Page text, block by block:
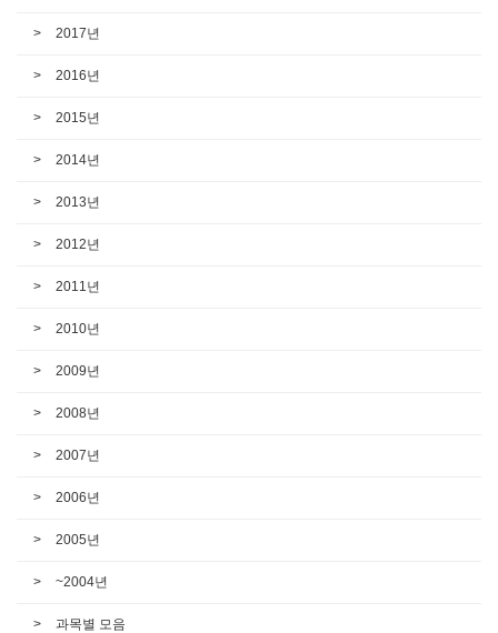
2017년
2016년
2015년
2014년
2013년
2012년
2011년
2010년
2009년
2008년
2007년
2006년
2005년
~2004년
과목별 모음